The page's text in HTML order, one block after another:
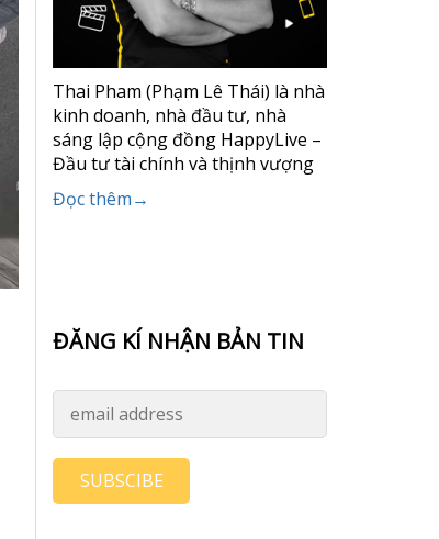
Thai Pham (Phạm Lê Thái) là nhà
kinh doanh, nhà đầu tư, nhà
sáng lập cộng đồng HappyLive –
Đầu tư tài chính và thịnh vượng
Đọc thêm→
ĐĂNG KÍ NHẬN BẢN TIN
SUBSCIBE